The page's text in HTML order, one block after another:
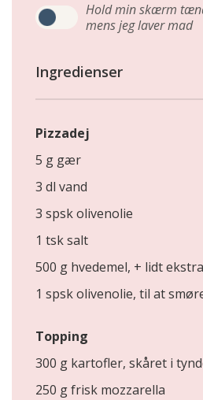
Hold min skærm
mens jeg laver mad
Ingredienser
Pizzadej
5 g gær
3 dl vand
3 spsk olivenolie
1 tsk salt
500 g hvedemel, + lidt
1 spsk olivenolie, til at
Topping
300 g kartofler, skåret i
250 g frisk mozzarella